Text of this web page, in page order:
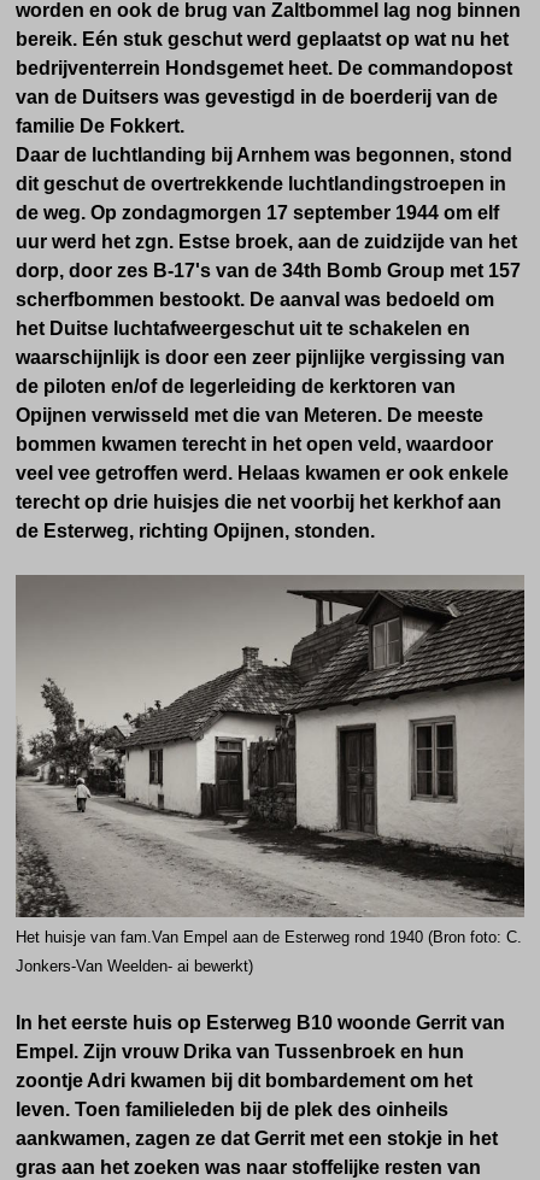
worden en ook de brug van Zaltbommel lag nog binnen
bereik. Eén stuk geschut werd geplaatst op wat nu het
bedrijventerrein Hondsgemet heet. De commandopost
van de Duitsers was gevestigd in de boerderij van de
familie De Fokkert.
Daar de luchtlanding bij Arnhem was begonnen, stond
dit geschut de overtrekkende luchtlandingstroepen in
de weg. Op zondagmorgen 17 september 1944 om elf
uur werd het zgn. Estse broek, aan de zuidzijde van het
dorp, door zes B-17's van de 34th Bomb Group met 157
scherfbommen bestookt. De aanval was bedoeld om
het Duitse luchtafweergeschut uit te schakelen en
waarschijnlijk is door een zeer pijnlijke vergissing van
de piloten en/of de legerleiding de kerktoren van
Opijnen verwisseld met die van Meteren. De meeste
bommen kwamen terecht in het open veld, waardoor
veel vee getroffen werd. Helaas kwamen er ook enkele
terecht op drie huisjes die net voorbij het kerkhof aan
de Esterweg, richting Opijnen, stonden.
Het huisje van fam.Van Empel aan de Esterweg rond 1940 (Bron foto: C.
Jonkers-Van Weelden- ai bewerkt)
In het eerste huis op Esterweg B10 woonde Gerrit van
Empel. Zijn vrouw Drika van Tussenbroek en hun
zoontje Adri kwamen bij dit bombardement om het
leven. Toen familieleden bij de plek des oinheils
aankwamen, zagen ze dat Gerrit met een stokje in het
gras aan het zoeken was naar stoffelijke resten van